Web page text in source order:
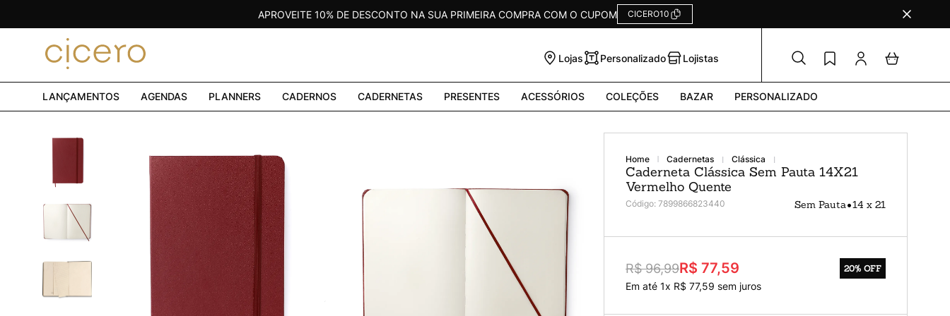
APROVEITE 10% DE DESCONTO NA SUA PRIMEIRA COMPRA COM O CUPOM CICERO10
Lojas Personalizado Lojistas
LANÇAMENTOS AGENDAS PLANNERS CADERNOS CADERNETAS PRESENTES ACESSÓRIOS COLEÇÕES BAZAR PERSONALIZADO
cadernetas clássica
Caderneta Clássica Sem Pauta 14X21
Vermelho Quente
Código: 7899866823440 Sem Pauta•14 x 21
R$ 96,99R$ 77,59
Em até 1x R$ 77,59 sem juros
20% OFF